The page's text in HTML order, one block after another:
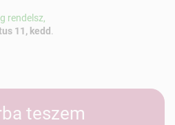
rendelsz,
11, kedd
teszem